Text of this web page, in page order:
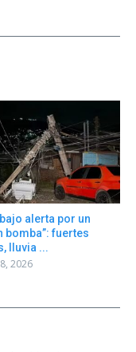
alerta por un
bomba”: fuertes
lluvia ...
2026